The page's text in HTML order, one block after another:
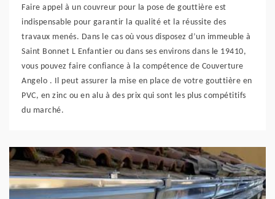
Faire appel à un couvreur pour la pose de gouttière est
indispensable pour garantir la qualité et la réussite des
travaux menés. Dans le cas où vous disposez d’un immeuble à
Saint Bonnet L Enfantier ou dans ses environs dans le 19410,
vous pouvez faire confiance à la compétence de Couverture
Angelo . Il peut assurer la mise en place de votre gouttière en
PVC, en zinc ou en alu à des prix qui sont les plus compétitifs
du marché.